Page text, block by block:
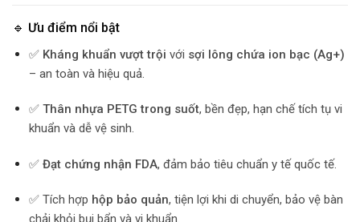
🔹 Ưu điểm nổi bật
✅ Kháng khuẩn vượt trội với sợi lông chứa ion bạc (Ag+)
– an toàn và hiệu quả.
✅ Thân nhựa PETG trong suốt, bền đẹp, hạn chế tích tụ vi
khuẩn và dễ vệ sinh.
✅ Đạt chứng nhận FDA, đảm bảo tiêu chuẩn y tế quốc tế.
✅ Tích hợp hộp bảo quản, tiện lợi khi di chuyển, bảo vệ bàn
chải khỏi bụi bẩn và vi khuẩn.